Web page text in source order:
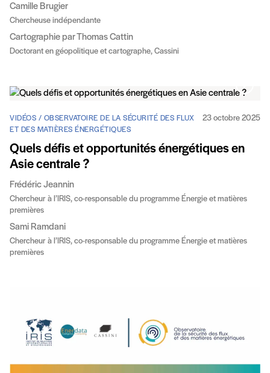
Camille Brugier
Chercheuse indépendante
Cartographie par Thomas Cattin
Doctorant en géopolitique et cartographe, Cassini
VIDÉOS / OBSERVATOIRE DE LA SÉCURITÉ DES FLUX
ET DES MATIÈRES ÉNERGÉTIQUES
23 octobre 2025
Quels défis et opportunités énergétiques en
Asie centrale ?
Frédéric Jeannin
Chercheur à l’IRIS, co-responsable du programme Énergie et matières
premières
Sami Ramdani
Chercheur à l’IRIS, co-responsable du programme Énergie et matières
premières